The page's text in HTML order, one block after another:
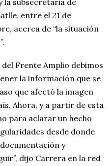
la subsecretaria de
entre el 21 de
acerca de “la situación
Frente Amplio debimos
la información que se
que afectó la imagen
Ahora, y a partir de esta
para aclarar un hecho
desde donde
y
dijo Carrera en la red